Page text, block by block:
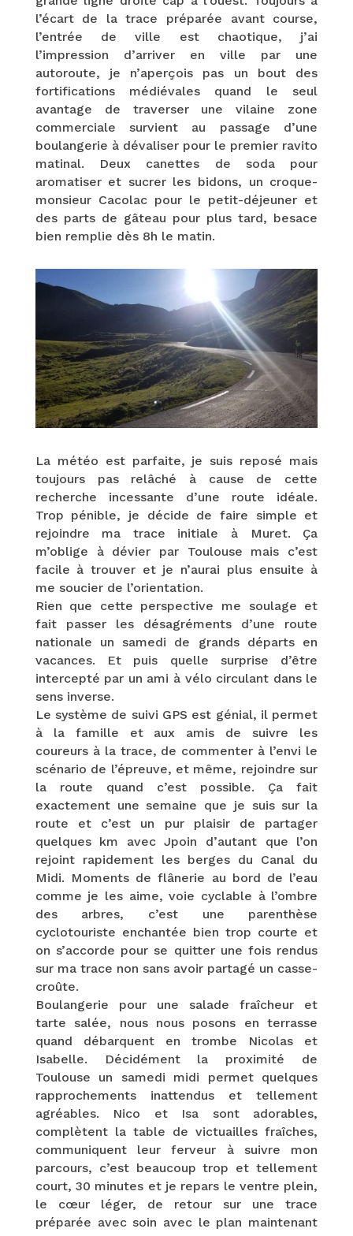
l’écart de la trace préparée avant course,
l’entrée de ville est chaotique, j’ai
l’impression d’arriver en ville par une
autoroute, je n’aperçois pas un bout des
fortifications médiévales quand le seul
avantage de traverser une vilaine zone
commerciale survient au passage d’une
boulangerie à dévaliser pour le premier ravito
matinal. Deux canettes de soda pour
aromatiser et sucrer les bidons, un croque-
monsieur Cacolac pour le petit-déjeuner et
des parts de gâteau pour plus tard, besace
bien remplie dès 8h le matin.
La météo est parfaite, je suis reposé mais
toujours pas relâché à cause de cette
recherche incessante d’une route idéale.
Trop pénible, je décide de faire simple et
rejoindre ma trace initiale à Muret. Ça
m’oblige à dévier par Toulouse mais c’est
facile à trouver et je n’aurai plus ensuite à
me soucier de l’orientation.
Rien que cette perspective me soulage et
fait passer les désagréments d’une route
nationale un samedi de grands départs en
vacances. Et puis quelle surprise d’être
intercepté par un ami à vélo circulant dans le
sens inverse.
Le système de suivi GPS est génial, il permet
à la famille et aux amis de suivre les
coureurs à la trace, de commenter à l’envi le
scénario de l’épreuve, et même, rejoindre sur
la route quand c’est possible. Ça fait
exactement une semaine que je suis sur la
route et c’est un pur plaisir de partager
quelques km avec Jpoin d’autant que l’on
rejoint rapidement les berges du Canal du
Midi. Moments de flânerie au bord de l’eau
comme je les aime, voie cyclable à l’ombre
des arbres, c’est une parenthèse
cyclotouriste enchantée bien trop courte et
on s’accorde pour se quitter une fois rendus
sur ma trace non sans avoir partagé un casse-
croûte.
Boulangerie pour une salade fraîcheur et
tarte salée, nous nous posons en terrasse
quand débarquent en trombe Nicolas et
Isabelle. Décidément la proximité de
Toulouse un samedi midi permet quelques
rapprochements inattendus et tellement
agréables. Nico et Isa sont adorables,
complètent la table de victuailles fraîches,
communiquent leur ferveur à suivre mon
parcours, c’est beaucoup trop et tellement
court, 30 minutes et je repars le ventre plein,
le cœur léger, de retour sur une trace
préparée avec soin avec le plan maintenant